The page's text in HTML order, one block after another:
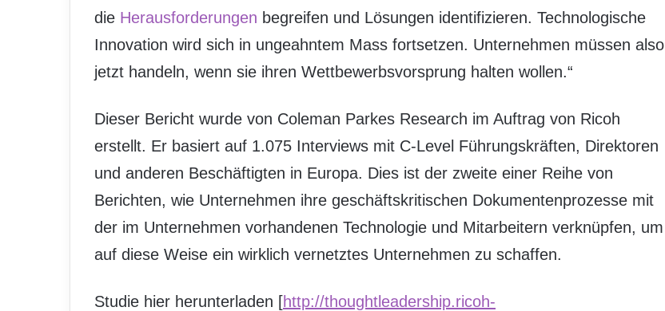
die Herausforderungen begreifen und Lösungen identifizieren. Technologische
Innovation wird sich in ungeahntem Mass fortsetzen. Unternehmen müssen also
jetzt handeln, wenn sie ihren Wettbewerbsvorsprung halten wollen.“
Dieser Bericht wurde von Coleman Parkes Research im Auftrag von Ricoh
erstellt. Er basiert auf 1.075 Interviews mit C-Level Führungskräften, Direktoren
und anderen Beschäftigten in Europa. Dies ist der zweite einer Reihe von
Berichten, wie Unternehmen ihre geschäftskritischen Dokumentenprozesse mit
der im Unternehmen vorhandenen Technologie und Mitarbeitern verknüpfen, um
auf diese Weise ein wirklich vernetztes Unternehmen zu schaffen.
Studie hier herunterladen [http://thoughtleadership.ricoh-